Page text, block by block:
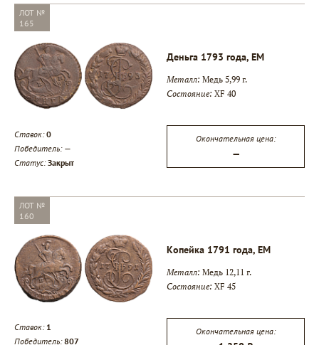
ЛОТ №
165
Деньга 1793 года, ЕМ
Металл: Медь 5,99 г.
Состояние: XF 40
Ставок:0
Победитель: —
Статус:Закрыт
Окончательная цена:
—
ЛОТ №
160
Копейка 1791 года, ЕМ
Металл: Медь 12,11 г.
Состояние: XF 45
Ставок: 1
Победитель: 807
Окончательная цена: